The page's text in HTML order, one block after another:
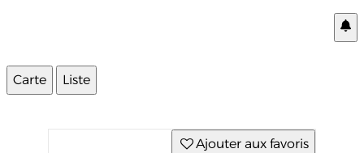
Carte Liste
Ajouter aux favoris